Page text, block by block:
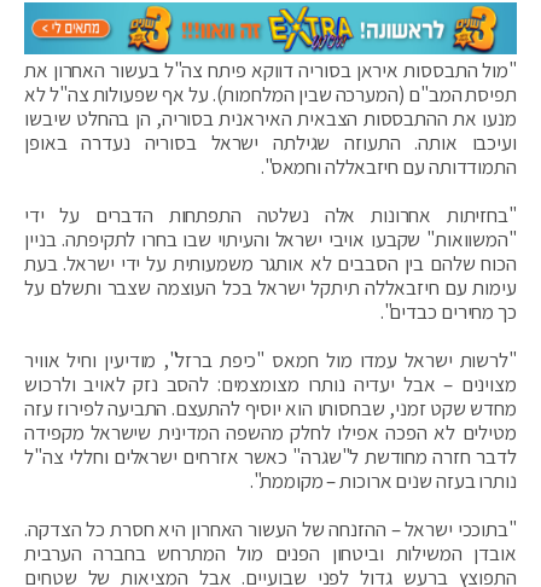
"מול התבססות איראן בסוריה דווקא פיתח צה"ל בעשור האחרון את
תפיסת המב"ם (המערכה שבין המלחמות). על אף שפעולות צה"ל לא
מנעו את ההתבססות הצבאית האיראנית בסוריה, הן בהחלט שיבשו
ועיכבו אותה. התעוזה שגילתה ישראל בסוריה נעדרה באופן
התמודדותה עם חיזבאללה וחמאס".
"בחזיתות אחרונות אלה נשלטה התפתחות הדברים על ידי
"המשוואות" שקבעו אויבי ישראל והעיתוי שבו בחרו לתקיפתה. בניין
הכוח שלהם בין הסבבים לא אותגר משמעותית על ידי ישראל. בעת
עימות עם חיזבאללה תיתקל ישראל בכל העוצמה שצבר ותשלם על
כך מחירים כבדים".
"לרשות ישראל עמדו מול חמאס "כיפת ברזל", מודיעין וחיל אוויר
מצוינים – אבל יעדיה נותרו מצומצמים: להסב נזק לאויב ולרכוש
מחדש שקט זמני, שבחסותו הוא יוסיף להתעצם. התביעה לפירוז עזה
מטילים לא הפכה אפילו לחלק מהשפה המדינית שישראל מקפידה
לדבר חזרה מחודשת ל"שגרה" כאשר אזרחים ישראלים וחללי צה"ל
נותרו בעזה שנים ארוכות – מקוממת".
"בתוככי ישראל – ההזנחה של העשור האחרון היא חסרת כל הצדקה.
אובדן המשילות וביטחון הפנים מול המתרחש בחברה הערבית
התפוצץ ברעש גדול לפני שבועיים. אבל המציאות של שטחים